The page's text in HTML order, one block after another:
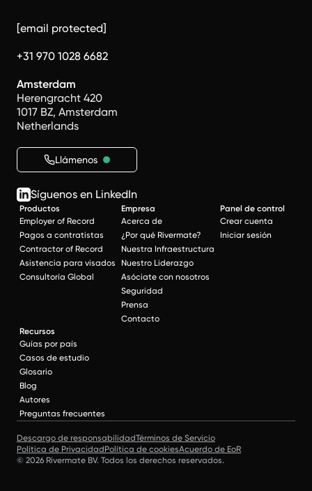
[email protected]
+31 970 1028 6682
Amsterdam
Herengracht 420
1017 BZ, Amsterdam
Netherlands
Llámenos
Síguenos en LinkedIn
Productos
Employer of Record
Pagos a contratistas
Contractor of Record
Asistencia para visados
Consultoría Global
Empresa
Acerca de
¿Por qué Rivermate?
Nuestra Infraestructura
Nuestro Liderazgo
Asóciate con nosotros
Seguridad
Prensa
Contacto
Panel de control
Crear cuenta
Iniciar sesión
Recursos
Guías por país
Casos de estudio
Glosario
Blog
Autores
Preguntas frecuentes
Descargo de responsabilidadTérminos de Servicio
Política de PrivacidadPolítica de cookiesAcuerdo de EoR
© 2026 Rivermate BV. Todos los derechos reservados.